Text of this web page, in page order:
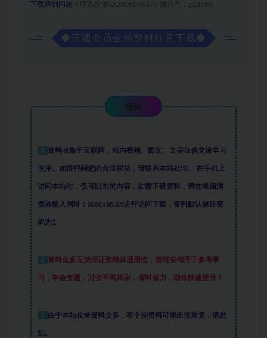
下载遇到问题？ 联系反馈QQ806096373 微信号：gczl580
◆ 开通会员全站资料任意下载◆
须知
1 资料收集于互联网 ， 站内视频、图文、文字仅供交流学习
使用。如侵犯到您的合法权益，请联系本站处理。 在手机上
访问本站时，仅可以浏览内容，如需下载资料，请在电脑浏
览器输入网址：sosquan.cn进行访问下载， 资料默认解压密
码为1
2 资料众多无法保证资料其适用性，资料实例 用于参考学
习，学会变通，万变不离其宗，省时省力，助你快速提升！
3 由于本站收录资料众多，有个别资料可能出现重复，请悉
知。